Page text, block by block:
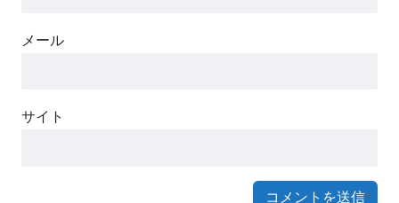
メール
サイト